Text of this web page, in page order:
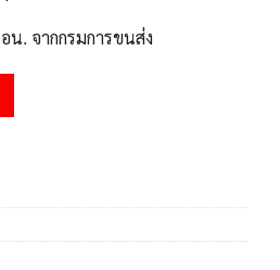
. จากกรมการขนส่ง
เลขประมูล ฉะเชิงเทรา ชิ้น